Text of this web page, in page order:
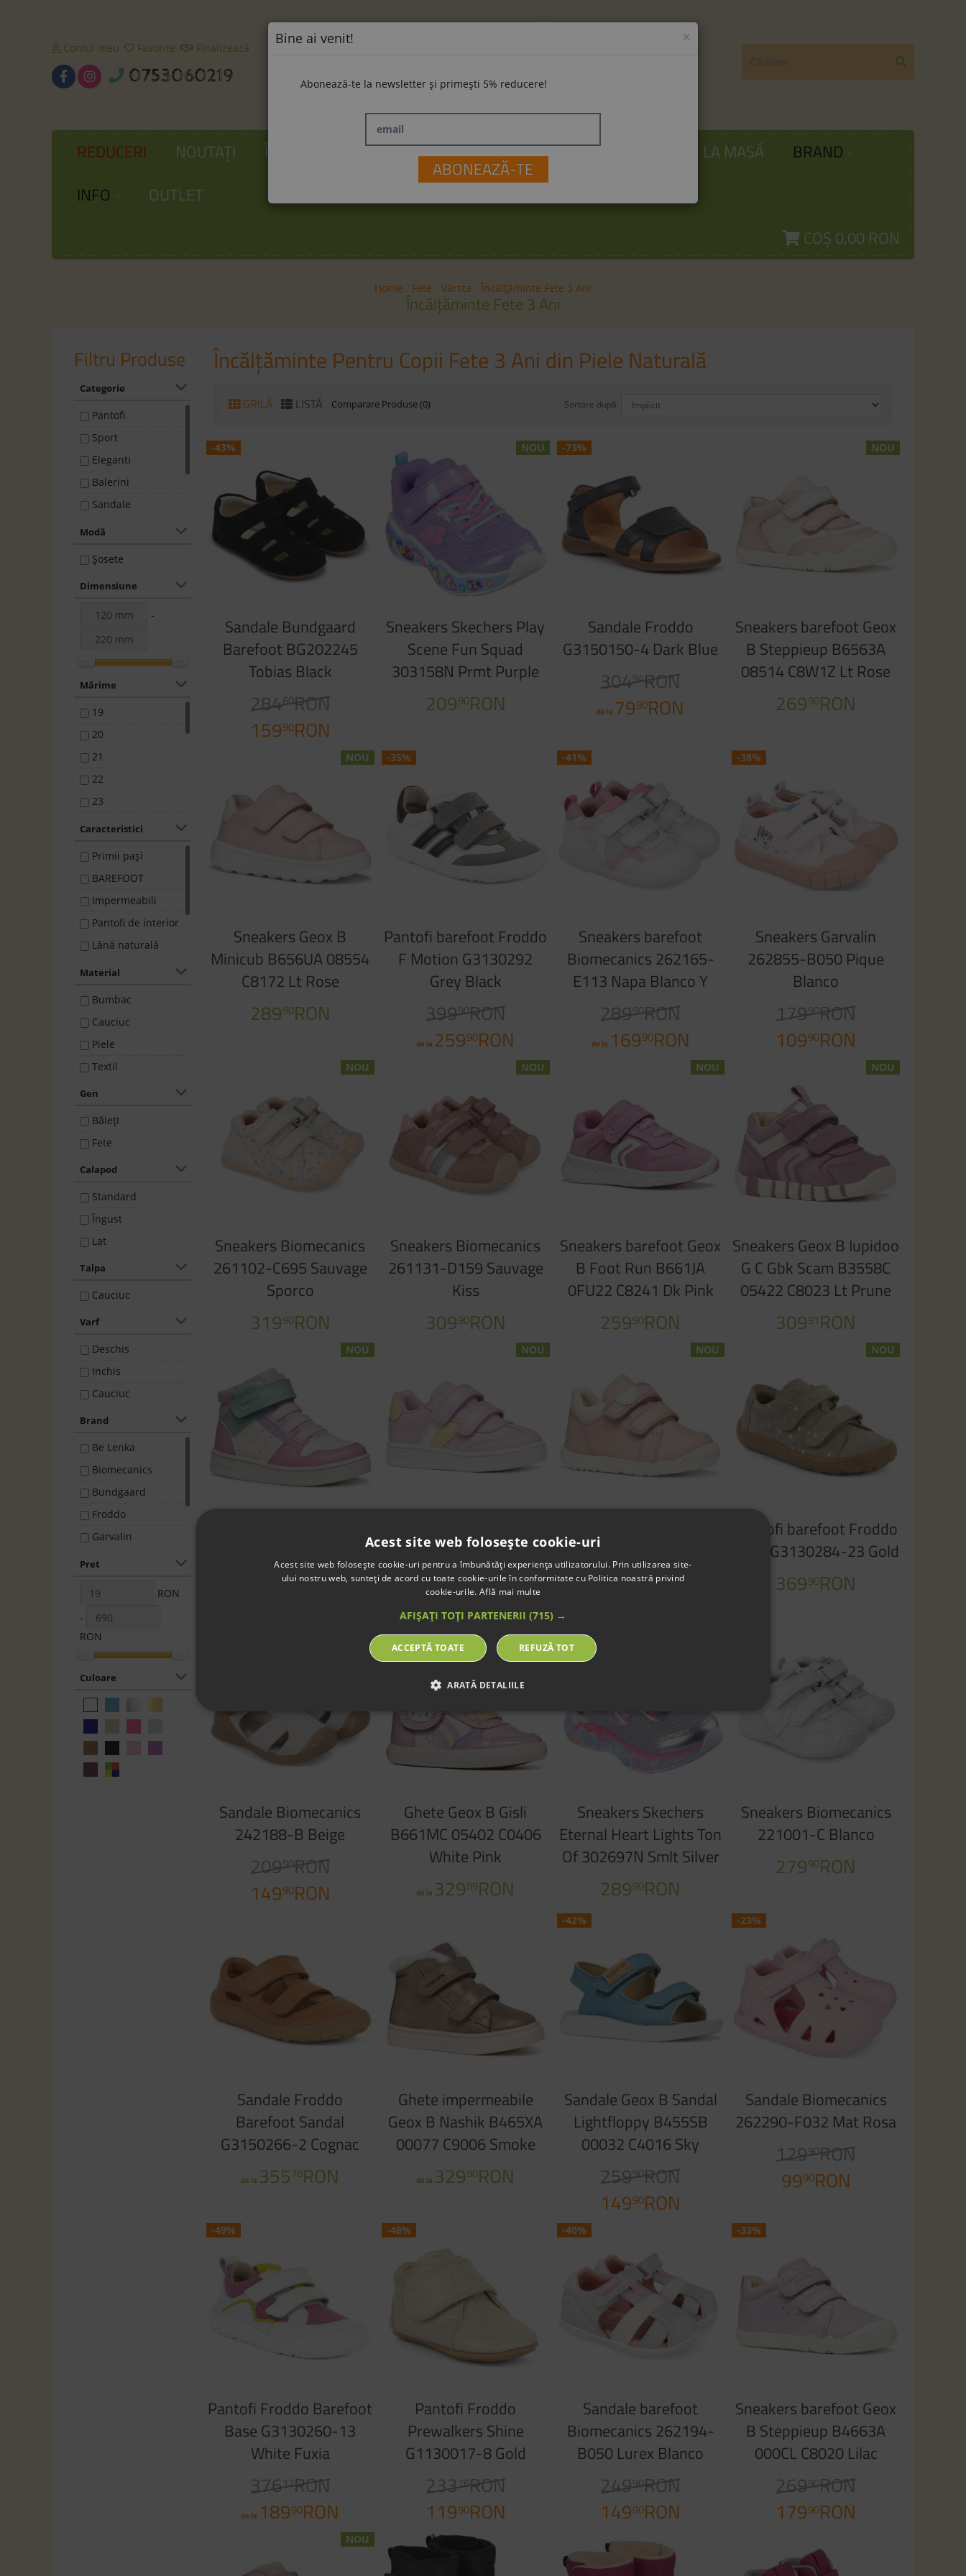
Contul meu Favorite Finalizează
0753060219
REDUCERI NOUTAȚI ÎNCĂLȚĂMINTE LA PLIMBARE JUCĂRII LA MASĂ
BRAND
INFO
OUTLET
COȘ 0,00 RON
Home Fete Vârsta Încălțăminte Fete 3 Ani
Încălțăminte Fete 3 Ani
Filtru Produse
Categorie
Pantofi
Sport
Eleganti
Balerini
Sandale
Ghete
Modă
Șosete
Dimensiune
-
Mărime
19
20
21
22
23
31
32
33
34
35
Caracteristici
Primii pași
BAREFOOT
Impermeabili
Pantofi de interior
Lână naturală
Luminiţe
Material
Bumbac
Cauciuc
Piele
Textil
Gen
Băieţi
Fete
Calapod
Standard
Îngust
Lat
Talpa
Cauciuc
Varf
Deschis
Inchis
Cauciuc
Brand
Be Lenka
Biomecanics
Bundgaard
Froddo
Garvalin
Geox
Pret
RON
-
RON
Culoare
Încălțăminte Pentru Copii Fete 3 Ani din Piele Naturală
GRILĂ LISTĂ Comparare Produse (0) Sortare după:
-43%
Sandale Bundgaard
Barefoot BG202245
Tobias Black
28460RON
15990RON
NOU
Sneakers Skechers Play
Scene Fun Squad
303158N Prmt Purple
20990RON
-73%
Sandale Froddo
G3150150-4 Dark Blue
30494RON
de la 7990RON
NOU
Sneakers barefoot Geox
B Steppieup B6563A
08514 C8W1Z Lt Rose
White
26990RON
NOU
Sneakers Geox B
Minicub B656UA 08554
C8172 Lt Rose
28990RON
-35%
Pantofi barefoot Froddo
F Motion G3130292
Grey Black
39990RON
de la 25990RON
-41%
Sneakers barefoot
Biomecanics 262165-
E113 Napa Blanco Y
Rosa
28990RON
de la 16990RON
-38%
Sneakers Garvalin
262855-B050 Pique
Blanco
17990RON
10990RON
NOU
Sneakers Biomecanics
261102-C695 Sauvage
Sporco
31990RON
NOU
Sneakers Biomecanics
261131-D159 Sauvage
Kiss
30990RON
NOU
Sneakers barefoot Geox
B Foot Run B661JA
0FU22 C8241 Dk Pink
White
25990RON
NOU
Sneakers Geox B Iupidoo
G C Gbk Scam B3558C
05422 C8023 Lt Prune
30991RON
NOU
Vitsint B465MA 000BC
C1364 White Dk Pink
NOU
B665MA 000BC CE82M
Pink Lt Yellow
209 RON
NOU
Macchia B164PA 00085
C8W1M Lt Rose Lt Ivory
NOU
Pantofi barefoot Froddo
Baze G3130284-23 Gold
36990RON
Sandale Biomecanics
242188-B Beige
20990RON
14990RON
NOU
Ghete Geox B Gisli
B661MC 05402 C0406
White Pink
de la 32989RON
Sneakers Skechers
Eternal Heart Lights Ton
Of 302697N Smlt Silver
28990RON
Sneakers Biomecanics
221001-C Blanco
27990RON
Sandale Froddo
Barefoot Sandal
G3150266-2 Cognac
de la 35578RON
Ghete impermeabile
Geox B Nashik B465XA
00077 C9006 Smoke
Grey
de la 32990RON
-42%
Sandale Geox B Sandal
Lightfloppy B455SB
00032 C4016 Sky
25990RON
14990RON
-23%
Sandale Biomecanics
262290-F032 Mat Rosa
12990RON
9990RON
-49%
Pantofi Froddo Barefoot
Base G3130260-13
White Fuxia
37612RON
de la 18990RON
-48%
Pantofi Froddo
Prewalkers Shine
G1130017-8 Gold
23376RON
11990RON
-40%
Sandale barefoot
Biomecanics 262194-
B050 Lurex Blanco
24990RON
14990RON
-33%
Sneakers barefoot Geox
B Steppieup B4663A
000CL C8020 Lilac
26990RON
17990RON
NOU
×
Bine ai venit!
Abonează-te la newsletter și primești 5% reducere!
email
ABONEAZĂ-TE
Acest site web folosește cookie-uri
Acest site web folosește cookie-uri pentru a îmbunătăți experiența utilizatorului. Prin utilizarea site-
ului nostru web, sunteți de acord cu toate cookie-urile în conformitate cu Politica noastră privind
cookie-urile. Află mai multe
AFIȘAȚI TOȚI PARTENERII (715) →
ACCEPTĂ TOATE REFUZĂ TOT
ARATĂ DETALIILE